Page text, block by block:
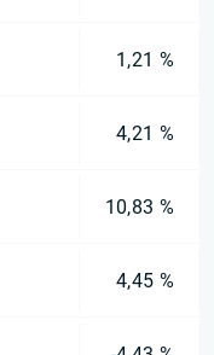
1,21 %
4,21 %
10,83 %
4,45 %